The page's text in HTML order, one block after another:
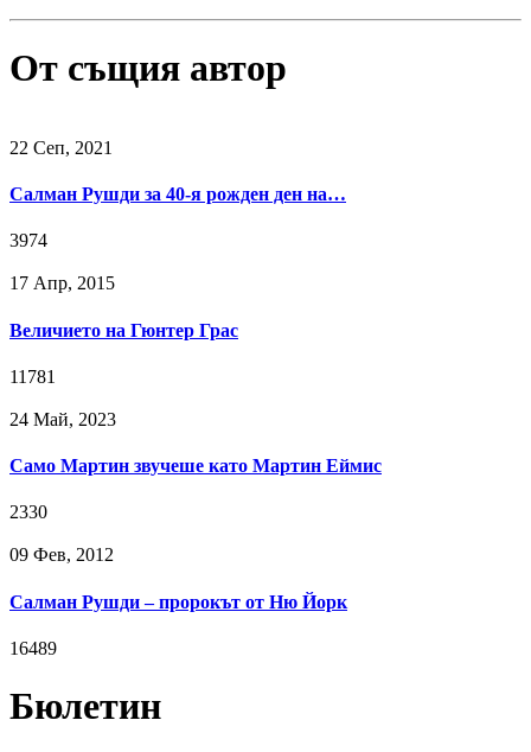
От същия автор
22 Сeп, 2021
Салман Рушди за 40-я рожден ден на…
3974
17 Апр, 2015
Величието на Гюнтер Грас
11781
24 Май, 2023
Само Мартин звучеше като Мартин Еймис
2330
09 Фев, 2012
Салман Рушди – пророкът от Ню Йорк
16489
Бюлетин